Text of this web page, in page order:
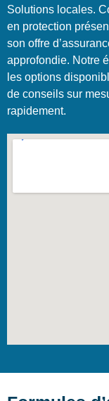
Solutions locales.
en protection
son offre
approfondie. Notre
les options
de conseils sur
rapidement.